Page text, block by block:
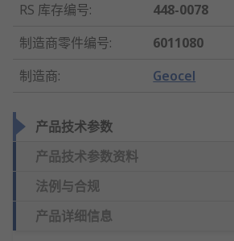
RS 库存编号:
448-0078
制造商零件编号:
6011080
制造商: Geocel
产品技术参数
产品技术参数资料
法例与合规
产品详细信息